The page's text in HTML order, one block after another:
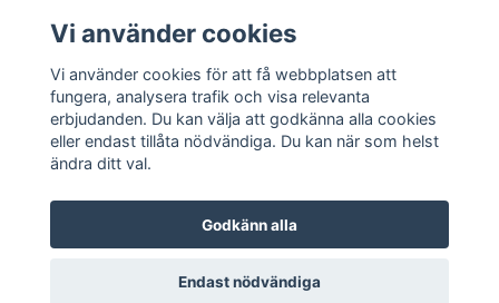
© 2026 Krisskydd Sverige AB
Vi använder cookies
Vi använder cookies för att få webbplatsen att
fungera, analysera trafik och visa relevanta
erbjudanden. Du kan välja att godkänna alla cookies
eller endast tillåta nödvändiga. Du kan när som helst
ändra ditt val.
Godkänn alla
Endast nödvändiga